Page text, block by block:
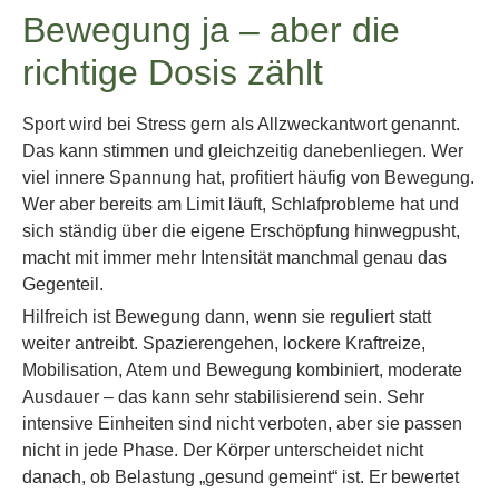
Bewegung ja – aber die
richtige Dosis zählt
Sport wird bei Stress gern als Allzweckantwort genannt.
Das kann stimmen und gleichzeitig danebenliegen. Wer
viel innere Spannung hat, profitiert häufig von Bewegung.
Wer aber bereits am Limit läuft, Schlafprobleme hat und
sich ständig über die eigene Erschöpfung hinwegpusht,
macht mit immer mehr Intensität manchmal genau das
Gegenteil.
Hilfreich ist Bewegung dann, wenn sie reguliert statt
weiter antreibt. Spazierengehen, lockere Kraftreize,
Mobilisation, Atem und Bewegung kombiniert, moderate
Ausdauer – das kann sehr stabilisierend sein. Sehr
intensive Einheiten sind nicht verboten, aber sie passen
nicht in jede Phase. Der Körper unterscheidet nicht
danach, ob Belastung „gesund gemeint“ ist. Er bewertet